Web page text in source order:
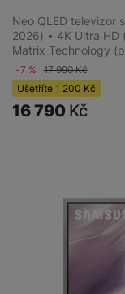
Neo QLED televizor
2026) • 4K Ultra HD
Matrix Technology
-7 % 17 990Kč
Ušetříte 1 200 Kč
16 790 Kč